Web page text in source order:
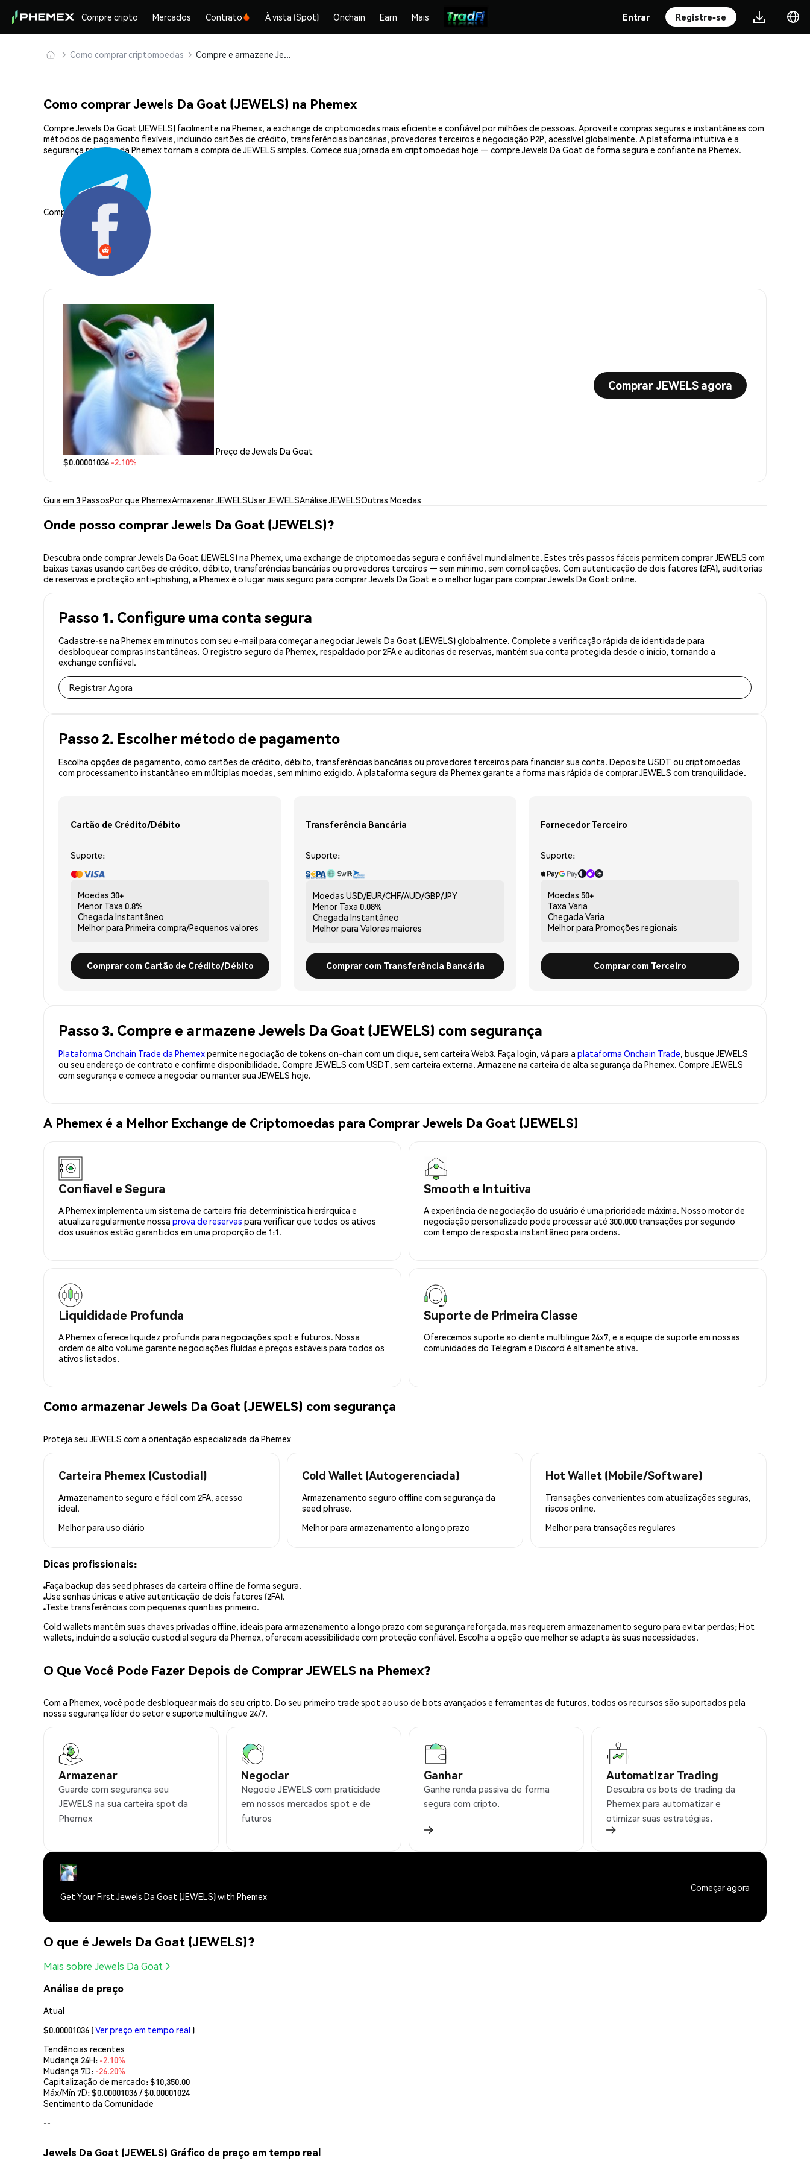
Compre cripto Mercados Contrato À vista (Spot) Onchain Earn Mais Entrar Registre-se
Como comprar criptomoedas Compre e armazene Jewels Da Goat (JEWELS) com segurança
Como comprar Jewels Da Goat (JEWELS) na Phemex
Compre Jewels Da Goat (JEWELS) facilmente na Phemex, a exchange de criptomoedas mais eficiente e confiável por milhões de pessoas. Aproveite compras seguras e instantâneas com
métodos de pagamento flexíveis, incluindo cartões de crédito, transferências bancárias, provedores terceiros e negociação P2P, acessível globalmente. A plataforma intuitiva e a
segurança robusta da Phemex tornam a compra de JEWELS simples. Comece sua jornada em criptomoedas hoje — compre Jewels Da Goat de forma segura e confiante na Phemex.
Compartilhar:
Preço de Jewels Da Goat
$0.00001036 -2.10%
Comprar JEWELS agora
Guia em 3 PassosPor que PhemexArmazenar JEWELSUsar JEWELSAnálise JEWELSOutras Moedas
Onde posso comprar Jewels Da Goat (JEWELS)?
Descubra onde comprar Jewels Da Goat (JEWELS) na Phemex, uma exchange de criptomoedas segura e confiável mundialmente. Estes três passos fáceis permitem comprar JEWELS com
baixas taxas usando cartões de crédito, débito, transferências bancárias ou provedores terceiros — sem mínimo, sem complicações. Com autenticação de dois fatores (2FA), auditorias
de reservas e proteção anti-phishing, a Phemex é o lugar mais seguro para comprar Jewels Da Goat e o melhor lugar para comprar Jewels Da Goat online.
Passo 1. Configure uma conta segura
Cadastre-se na Phemex em minutos com seu e-mail para começar a negociar Jewels Da Goat (JEWELS) globalmente. Complete a verificação rápida de identidade para
desbloquear compras instantâneas. O registro seguro da Phemex, respaldado por 2FA e auditorias de reservas, mantém sua conta protegida desde o início, tornando a
exchange confiável.
Registrar Agora
Passo 2. Escolher método de pagamento
Escolha opções de pagamento, como cartões de crédito, débito, transferências bancárias ou provedores terceiros para financiar sua conta. Deposite USDT ou criptomoedas
com processamento instantâneo em múltiplas moedas, sem mínimo exigido. A plataforma segura da Phemex garante a forma mais rápida de comprar JEWELS com tranquilidade.
Cartão de Crédito/Débito
Suporte:
Moedas 30+
Menor Taxa 0.8%
Chegada Instantâneo
Melhor para Primeira compra/Pequenos valores
Comprar com Cartão de Crédito/Débito
Transferência Bancária
Suporte:
Moedas USD/EUR/CHF/AUD/GBP/JPY
Menor Taxa 0.08%
Chegada Instantâneo
Melhor para Valores maiores
Comprar com Transferência Bancária
Fornecedor Terceiro
Suporte:
Moedas 50+
Taxa Varia
Chegada Varia
Melhor para Promoções regionais
Comprar com Terceiro
Passo 3. Compre e armazene Jewels Da Goat (JEWELS) com segurança
Plataforma Onchain Trade da Phemexpermite negociação de tokens on-chain com um clique, sem carteira Web3. Faça login, vá para a plataforma Onchain Trade, busque JEWELS
ou seu endereço de contrato e confirme disponibilidade. Compre JEWELS com USDT, sem carteira externa. Armazene na carteira de alta segurança da Phemex. Compre JEWELS
com segurança e comece a negociar ou manter sua JEWELS hoje.
A Phemex é a Melhor Exchange de Criptomoedas para Comprar Jewels Da Goat (JEWELS)
Confiavel e Segura
A Phemex implementa um sistema de carteira fria determinística hierárquica e
atualiza regularmente nossa prova de reservas para verificar que todos os ativos
dos usuários estão garantidos em uma proporção de 1:1.
Smooth e Intuitiva
A experiência de negociação do usuário é uma prioridade máxima. Nosso motor de
negociação personalizado pode processar até 300.000 transações por segundo
com tempo de resposta instantâneo para ordens.
Liquididade Profunda
A Phemex oferece liquidez profunda para negociações spot e futuros. Nossa
ordem de alto volume garante negociações fluídas e preços estáveis para todos os
ativos listados.
Suporte de Primeira Classe
Oferecemos suporte ao cliente multilingue 24x7, e a equipe de suporte em nossas
comunidades do Telegram e Discord é altamente ativa.
Como armazenar Jewels Da Goat (JEWELS) com segurança
Proteja seu JEWELS com a orientação especializada da Phemex
Carteira Phemex (Custodial)
Armazenamento seguro e fácil com 2FA, acesso
ideal.
Melhor para uso diário
Cold Wallet (Autogerenciada)
Armazenamento seguro offline com segurança da
seed phrase.
Melhor para armazenamento a longo prazo
Hot Wallet (Mobile/Software)
Transações convenientes com atualizações seguras,
riscos online.
Melhor para transações regulares
Dicas profissionais:
Faça backup das seed phrases da carteira offline de forma segura.
Use senhas únicas e ative autenticação de dois fatores (2FA).
Teste transferências com pequenas quantias primeiro.
Cold wallets mantêm suas chaves privadas offline, ideais para armazenamento a longo prazo com segurança reforçada, mas requerem armazenamento seguro para evitar perdas; Hot
wallets, incluindo a solução custodial segura da Phemex, oferecem acessibilidade com proteção confiável. Escolha a opção que melhor se adapta às suas necessidades.
O Que Você Pode Fazer Depois de Comprar JEWELS na Phemex?
Com a Phemex, você pode desbloquear mais do seu cripto. Do seu primeiro trade spot ao uso de bots avançados e ferramentas de futuros, todos os recursos são suportados pela
nossa segurança líder do setor e suporte multilíngue 24/7.
Armazenar
Guarde com segurança seu
JEWELS na sua carteira spot da
Phemex
Negociar
Negocie JEWELS com praticidade
em nossos mercados spot e de
futuros
Ganhar
Ganhe renda passiva de forma
segura com cripto.
Automatizar Trading
Descubra os bots de trading da
Phemex para automatizar e
otimizar suas estratégias.
Get Your First Jewels Da Goat (JEWELS) with Phemex
Começar agora
O que é Jewels Da Goat (JEWELS)?
Mais sobre Jewels Da Goat
Análise de preço
Atual
$0.00001036 (Ver preço em tempo real )
Tendências recentes
Mudança 24H: -2.10%
Mudança 7D: -26.20%
Capitalização de mercado:$10,350.00
Máx/Mín 7D: $0.00001036/ $0.00001024
Sentimento da Comunidade
--
Jewels Da Goat (JEWELS) Gráfico de preço em tempo real